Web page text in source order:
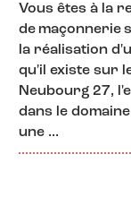
Vous êtes à la
de maçonnerie
la réalisation
qu'il existe sur
Neubourg 27,
dans le
une ...